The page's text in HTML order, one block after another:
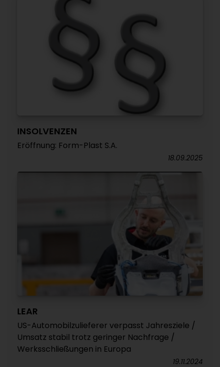
INSOLVENZEN
Eröffnung: Form-Plast S.A.
18.09.2025
LEAR
US-Automobilzulieferer verpasst Jahresziele /
Umsatz stabil trotz geringer Nachfrage /
Werksschließungen in Europa
19.11.2024